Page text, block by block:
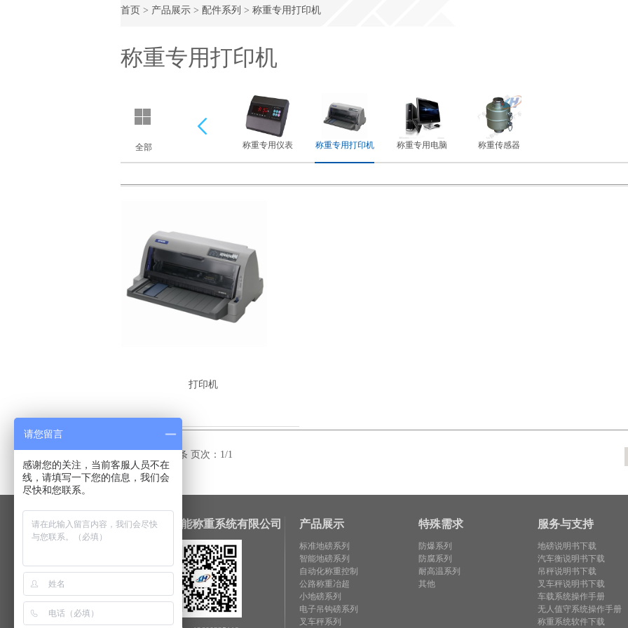
首页 > 产品展示 > 配件系列 > 称重专用打印机
称重专用打印机
全部 称重专用仪表 称重专用打印机 称重专用电脑 称重传感器
打印机
共1条 每页8条 页次：1/1
广东山和智能称重系统有限公司 产品展示
标准地磅系列
智能地磅系列
自动化称重控制
公路称重冶超
小地磅系列
电子吊钩磅系列
叉车秤系列
特殊需求
防爆系列
防腐系列
耐高温系列
其他
服务与支持
地磅说明书下载
汽车衡说明书下载
吊秤说明书下载
叉车秤说明书下载
车载系统操作手册
无人值守系统操作手册
称重系统软件下载
请您留言
感谢您的关注，当前客服人员不在
线，请填写一下您的信息，我们会
尽快和您联系。